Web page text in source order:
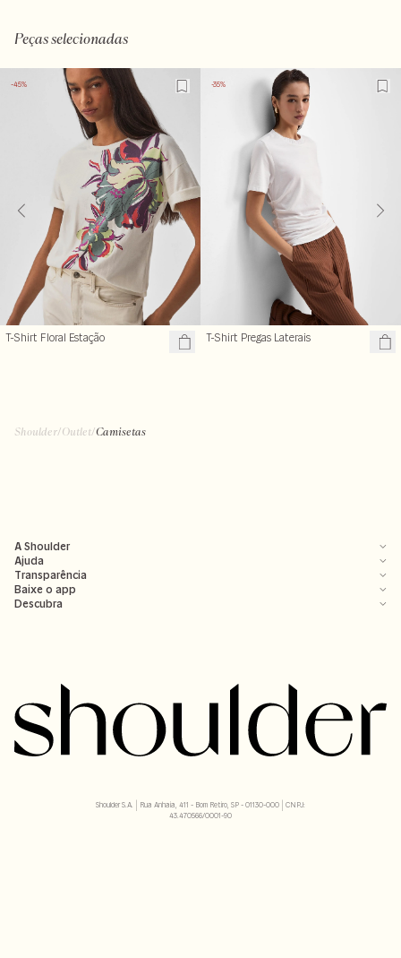
Peças selecionadas
-45%
T-Shirt Floral Estação
-35%
T-Shirt Pregas Laterais
Shoulder/Outlet/Camisetas
A Shoulder
Ajuda
Transparência
Baixe o app
Descubra
Shoulder S.A. | Rua Anhaia, 411 - Bom Retiro, SP - 01130-000 | CNPJ:
43.470566/0001-90